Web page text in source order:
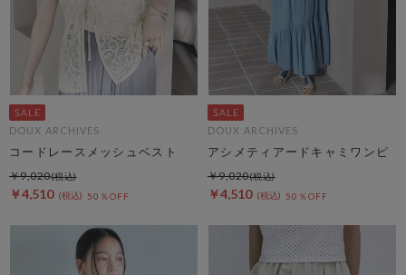
DOUX ARCHIVES
コードレースメッシュベスト
￥4,510 50％OFF
￥9,020
DOUX ARCHIVES
アシメティアードキャミワンピ
￥4,510 50％OFF
￥9,020